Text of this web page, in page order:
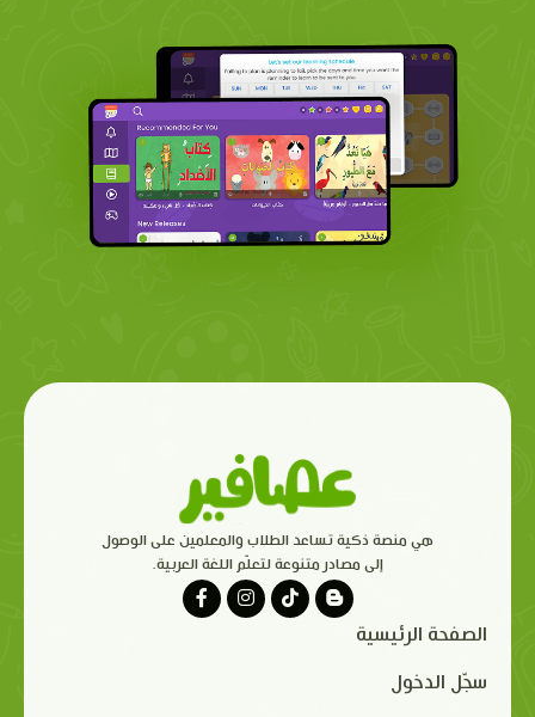
هي منصة ذكية تساعد الطلاب والمعلمين على الوصول
إلى مصادر متنوعة لتعلّم اللغة العربية.
الصفحة الرئيسية
سجّل الدخول